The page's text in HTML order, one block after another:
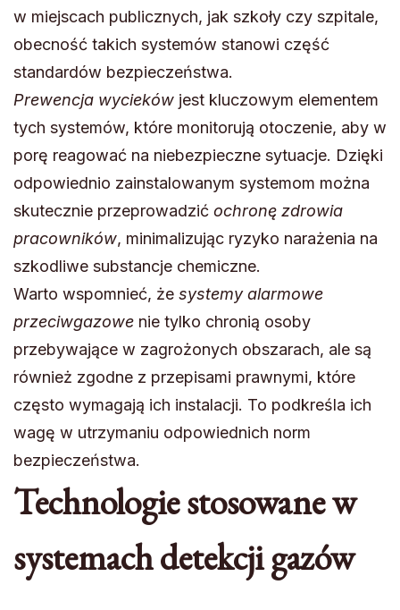
w miejscach publicznych, jak szkoły czy szpitale,
obecność takich systemów stanowi część
standardów bezpieczeństwa.
Prewencja wycieków jest kluczowym elementem
tych systemów, które monitorują otoczenie, aby w
porę reagować na niebezpieczne sytuacje. Dzięki
odpowiednio zainstalowanym systemom można
skutecznie przeprowadzić ochronę zdrowia
pracowników, minimalizując ryzyko narażenia na
szkodliwe substancje chemiczne.
Warto wspomnieć, że systemy alarmowe
przeciwgazowe nie tylko chronią osoby
przebywające w zagrożonych obszarach, ale są
również zgodne z przepisami prawnymi, które
często wymagają ich instalacji. To podkreśla ich
wagę w utrzymaniu odpowiednich norm
bezpieczeństwa.
Technologie stosowane w
systemach detekcji gazów